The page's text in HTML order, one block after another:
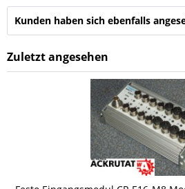
Kunden haben sich ebenfalls
Zuletzt angesehen